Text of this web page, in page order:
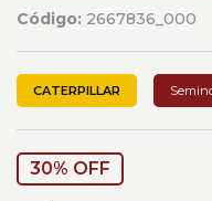
Código: 2667836_000
CATERPILLAR
30% OFF